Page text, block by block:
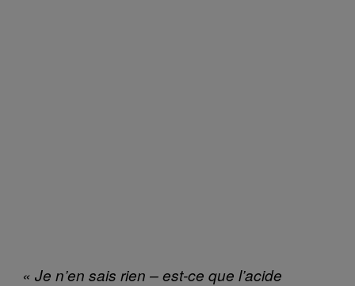
« Je n’en sais rien – est-ce que l’acide